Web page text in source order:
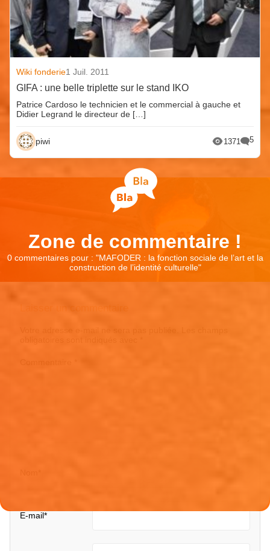
Wiki fonderie1 Juil. 2011
GIFA : une belle triplette sur le stand IKO
Patrice Cardoso le technicien et le commercial à gauche et
Didier Legrand le directeur de […]
piwi 1371 5
Zone de commentaire !
0 commentaires pour : "MAFODER : la fonction sociale de l’art et la
construction de l’identité culturelle"
E-mail*